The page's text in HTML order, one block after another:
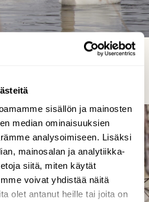
sisällön ja mainosten
median ominaisuuksien
analysoimiseen. Lisäksi
mainosalan ja analytiikka-
siitä, miten käytät
voivat yhdistää näitä
olet antanut heille tai joita on